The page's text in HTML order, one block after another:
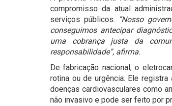
compromisso da atual
serviços públicos. “Nosso
conseguimos antecipar
uma cobrança justa da
responsabilidade”, afirma.
De fabricação nacional, o
rotina ou de urgência. Ele
doenças cardiovasculares como
não invasivo e pode ser feito por